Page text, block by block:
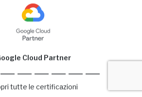
Cloud Partner
tutte le certificazioni